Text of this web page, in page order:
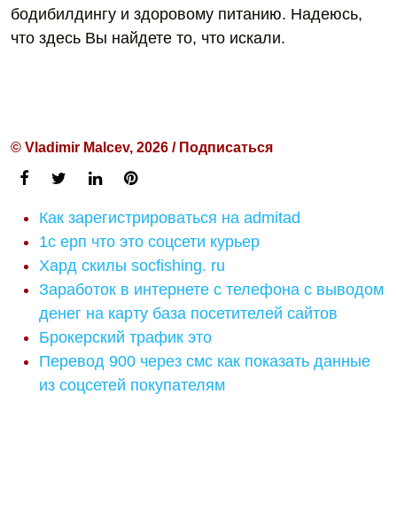
бодибилдингу и здоровому питанию. Надеюсь,
что здесь Вы найдете то, что искали.
© Vladimir Malcev, 2026 / Подписаться
Как зарегистрироваться на admitad
1с ерп что это соцсети курьер
Хард скилы socfishing. ru
Заработок в интернете с телефона с выводом
денег на карту база посетителей сайтов
Брокерский трафик это
Перевод 900 через смс как показать данные
из соцсетей покупателям